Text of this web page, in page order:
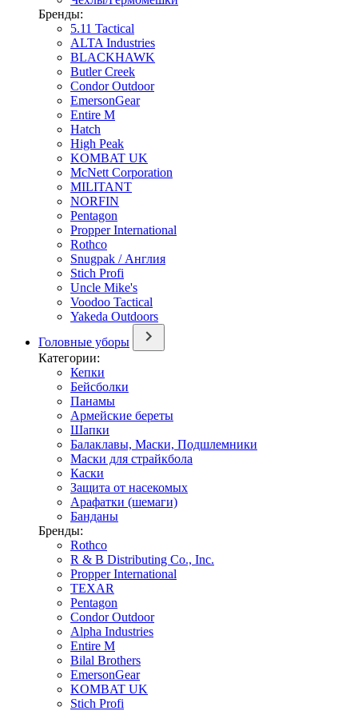
Бренды:
5.11 Tactical
ALTA Industries
BLACKHAWK
Butler Creek
Condor Outdoor
EmersonGear
Entire M
Hatch
High Peak
KOMBAT UK
McNett Corporation
MILITANT
NORFIN
Pentagon
Propper International
Rothco
Snugpak / Англия
Stich Profi
Uncle Mike's
Voodoo Tactical
Yakeda Outdoors
Головные уборы
Категории:
Кепки
Бейсболки
Панамы
Армейские береты
Шапки
Балаклавы, Маски, Подшлемники
Маски для страйкбола
Каски
Защита от насекомых
Арафатки (шемаги)
Банданы
Бренды:
Rothco
R & B Distributing Co., Inc.
Propper International
TEXAR
Pentagon
Condor Outdoor
Alpha Industries
Entire M
Bilal Brothers
EmersonGear
KOMBAT UK
Stich Profi